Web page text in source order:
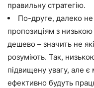
правильну стратегію.
По-друге, далеко не
пропозиціям з низькою
дешево – значить не
розуміють. Так,
підвищену увагу, але є
ефективно будуть